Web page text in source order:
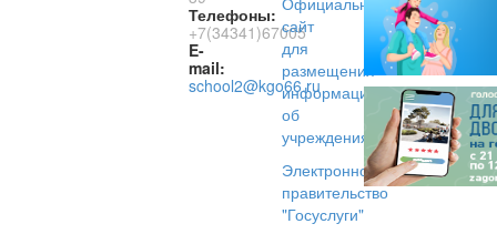
Телефоны:
+7(34341)67005
E-
mail:
school2@kgo66.ru
сайт
для
размещения
информации
об
учреждениях
Электронное
правительство
"Госуслуги"